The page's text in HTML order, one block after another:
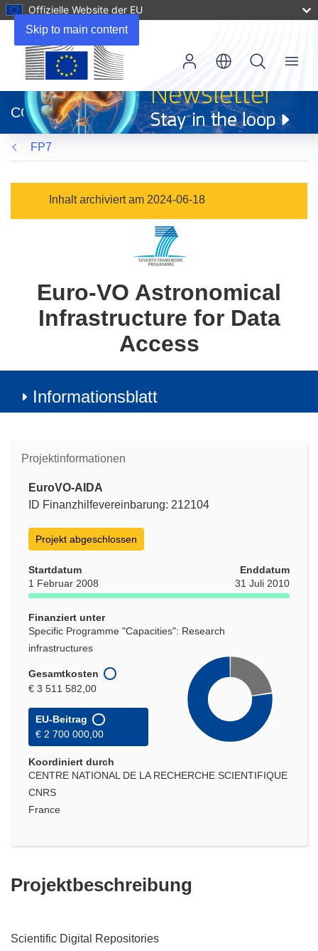
Skip to main content
Offizielle Website der EU
neuem
Fenster)
CORDIS
Menu
FP7
Inhalt archiviert am 2024-06-18
Euro-VO Astronomical
Infrastructure for Data
Access
Informationsblatt
Projektinformationen
EuroVO-AIDA
ID Finanzhilfevereinbarung: 212104
Projekt abgeschlossen
Startdatum
1 Februar 2008
Enddatum
31 Juli 2010
Finanziert unter
Specific Programme "Capacities": Research
infrastructures
Gesamtkosten
€ 3 511 582,00
EU-Beitrag
€ 2 700 000,00
Koordiniert durch
CENTRE NATIONAL DE LA RECHERCHE SCIENTIFIQUE
CNRS
France
Projektbeschreibung
Scientific Digital Repositories